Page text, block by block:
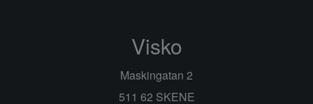
Visko
Maskingatan 2
511 62 SKENE